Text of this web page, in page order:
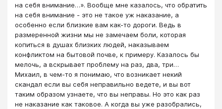
на себя внимание…». Вообще мне казалось, что обратить
на себя внимание - это не такое уж наказание, а
особенно если близкие вам как-то дороги. Ведь в
размеренной жизни мы не замечаем боли, которая
копиться в душах близких людей, наказываем
конфликтом на бытовой почве, к примеру. Казалось бы
мелочь, а вскрывает проблему на раз, два, три…
Михаил, в чем-то я понимаю, что возникает некий
скандал если вы себя неправильно ведете, и вы вот
таким образом узнаете, что вы неправы. Но это как раз
не наказание как таковое. А когда вы уже разобрались,